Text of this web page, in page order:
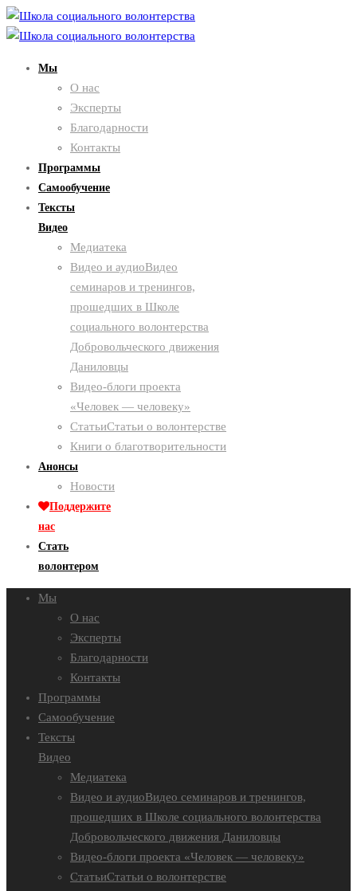
Мы
О нас
Эксперты
Благодарности
Контакты
Программы
Самообучение
Тексты
Видео
Медиатека
Видео и аудиоВидео
семинаров и тренингов,
прошедших в Школе
социального волонтерства
Добровольческого движения
Даниловцы
Видео-блоги проекта
«Человек — человеку»
СтатьиСтатьи о волонтерстве
Книги о благотворительности
Анонсы
Новости
Поддержите
нас
Стать
волонтером
Мы
О нас
Эксперты
Благодарности
Контакты
Программы
Самообучение
Тексты
Видео
Медиатека
Видео и аудиоВидео семинаров и тренингов,
прошедших в Школе социального волонтерства
Добровольческого движения Даниловцы
Видео-блоги проекта «Человек — человеку»
СтатьиСтатьи о волонтерстве